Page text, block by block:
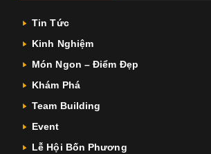
Tin Tức
Kinh Nghiệm
Món Ngon – Điểm Đẹp
Khám Phá
Team Building
Event
Lễ Hội Bốn Phương